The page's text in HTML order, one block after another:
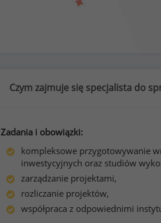
Czym zajmuje się specjalista do
Zadania i obowiązki:
kompleksowe przygotowywanie
inwestycyjnych oraz studiów
zarządzanie projektami,
rozliczanie projektów,
współpraca z odpowiednimi